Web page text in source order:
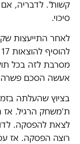
קשות". לדבריה,
סיכוי.
לאחר התייעצות
מסרבת לזה בכל
אעשה הסכם פשרה
בציוץ שהעלתה
לצאת להפסקה.
רוצה הפסקה. אז